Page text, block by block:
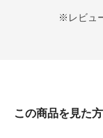
※レビュ
この商品を見た